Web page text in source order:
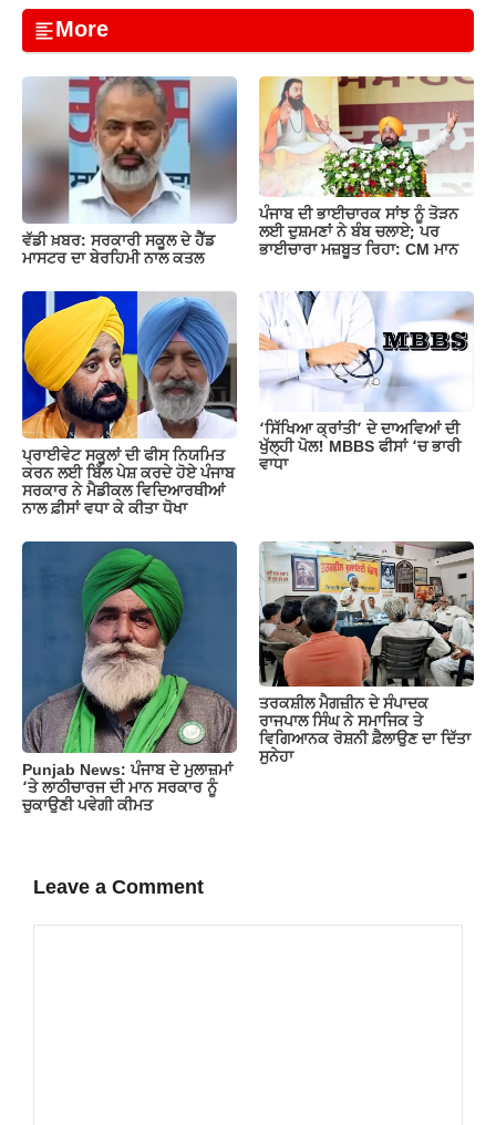
c
e
b
o
o
k
at
s
A
p
p
aile
gr
a
m
p
y
Li
n
k
ar
e
More
ਵੱਡੀ ਖ਼ਬਰ: ਸਰਕਾਰੀ ਸਕੂਲ ਦੇ ਹੈੱਡ
ਮਾਸਟਰ ਦਾ ਬੇਰਹਿਮੀ ਨਾਲ ਕਤਲ
ਪੰਜਾਬ ਦੀ ਭਾਈਚਾਰਕ ਸਾਂਝ ਨੂੰ ਤੋੜਨ
ਲਈ ਦੁਸ਼ਮਣਾਂ ਨੇ ਬੰਬ ਚਲਾਏ; ਪਰ
ਭਾਈਚਾਰਾ ਮਜ਼ਬੂਤ ਰਿਹਾ: CM ਮਾਨ
ਪ੍ਰਾਈਵੇਟ ਸਕੂਲਾਂ ਦੀ ਫੀਸ ਨਿਯਮਿਤ
ਕਰਨ ਲਈ ਬਿੱਲ ਪੇਸ਼ ਕਰਦੇ ਹੋਏ ਪੰਜਾਬ
ਸਰਕਾਰ ਨੇ ਮੈਡੀਕਲ ਵਿਦਿਆਰਥੀਆਂ
ਨਾਲ ਫ਼ੀਸਾਂ ਵਧਾ ਕੇ ਕੀਤਾ ਧੋਖਾ
‘ਸਿੱਖਿਆ ਕ੍ਰਾਂਤੀ’ ਦੇ ਦਾਅਵਿਆਂ ਦੀ
ਖੁੱਲ੍ਹੀ ਪੋਲ! MBBS ਫੀਸਾਂ ‘ਚ ਭਾਰੀ
ਵਾਧਾ
Punjab News: ਪੰਜਾਬ ਦੇ ਮੁਲਾਜ਼ਮਾਂ
‘ਤੇ ਲਾਠੀਚਾਰਜ ਦੀ ਮਾਨ ਸਰਕਾਰ ਨੂੰ
ਚੁਕਾਉਣੀ ਪਵੇਗੀ ਕੀਮਤ
ਤਰਕਸ਼ੀਲ ਮੈਗਜ਼ੀਨ ਦੇ ਸੰਪਾਦਕ
ਰਾਜਪਾਲ ਸਿੰਘ ਨੇ ਸਮਾਜਿਕ ਤੇ
ਵਿਗਿਆਨਕ ਰੋਸ਼ਨੀ ਫ਼ੈਲਾਉਣ ਦਾ ਦਿੱਤਾ
ਸੁਨੇਹਾ
Leave a Comment